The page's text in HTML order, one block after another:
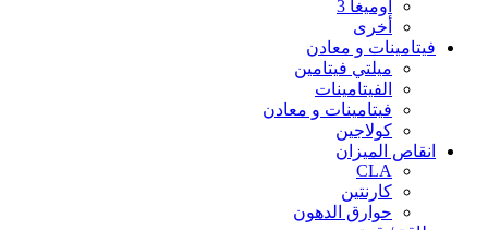
أوميغا 3
أخرى
فيتامينات و معادن
ميلتي فيتامين
الفيتامينات
فيتامينات و معادن
كولاجين
انقاص الميزان
CLA
كارنتين
حوارق الدهون